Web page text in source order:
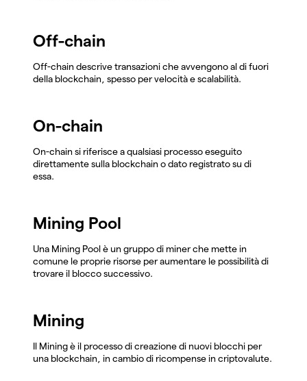
Off-chain
Off-chain descrive transazioni che avvengono al di fuori
della blockchain, spesso per velocità e scalabilità.
On-chain
On-chain si riferisce a qualsiasi processo eseguito
direttamente sulla blockchain o dato registrato su di
essa.
Mining Pool
Una Mining Pool è un gruppo di miner che mette in
comune le proprie risorse per aumentare le possibilità di
trovare il blocco successivo.
Mining
Il Mining è il processo di creazione di nuovi blocchi per
una blockchain, in cambio di ricompense in criptovalute.